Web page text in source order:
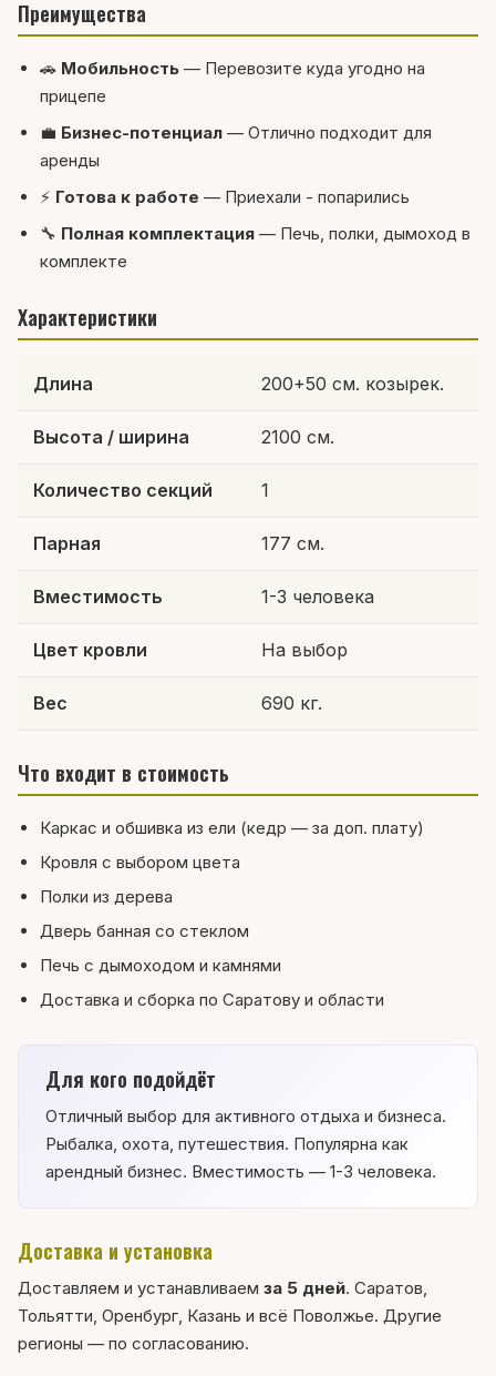
Преимущества
🚗 Мобильность — Перевозите куда угодно на
прицепе
💼 Бизнес-потенциал — Отлично подходит для
аренды
⚡ Готова к работе — Приехали - попарились
🔧 Полная комплектация — Печь, полки, дымоход в
комплекте
Характеристики
Длина 200+50 см. козырек.
Высота / ширина 2100 см.
Количество секций 1
Парная 177 см.
Вместимость 1-3 человека
Цвет кровли На выбор
Вес 690 кг.
Что входит в стоимость
Каркас и обшивка из ели (кедр — за доп. плату)
Кровля с выбором цвета
Полки из дерева
Дверь банная со стеклом
Печь с дымоходом и камнями
Доставка и сборка по Саратову и области
Для кого подойдёт
Отличный выбор для активного отдыха и бизнеса.
Рыбалка, охота, путешествия. Популярна как
арендный бизнес. Вместимость — 1-3 человека.
Доставка и установка
Доставляем и устанавливаем за 5 дней. Саратов,
Тольятти, Оренбург, Казань и всё Поволжье. Другие
регионы — по согласованию.